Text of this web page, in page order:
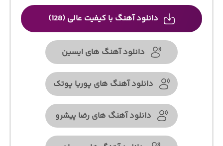
دانلود آهنگ با کیفیت عالی (128)
دانلود آهنگ های ایسین
دانلود آهنگ های پوریا پوتک
دانلود آهنگ های رضا پیشرو